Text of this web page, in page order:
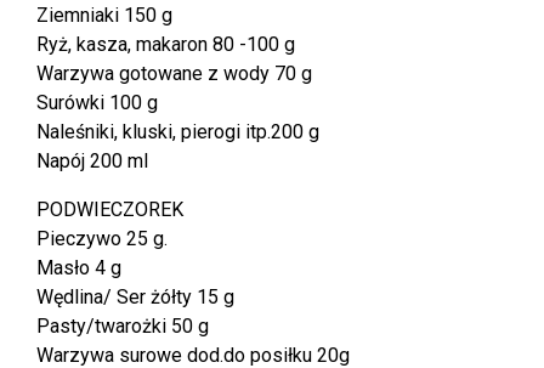
Ziemniaki 150 g
Ryż, kasza, makaron 80 -100 g
Warzywa gotowane z wody 70 g
Surówki 100 g
Naleśniki, kluski, pierogi itp.200 g
Napój 200 ml
PODWIECZOREK
Pieczywo 25 g.
Masło 4 g
Wędlina/ Ser żółty 15 g
Pasty/twarożki 50 g
Warzywa surowe dod.do posiłku 20g